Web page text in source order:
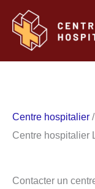
contenu
Centre hospitalier /
Centre hospitalier
Contacter un